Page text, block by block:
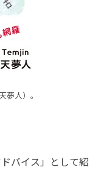
人）。
バイス」として紹